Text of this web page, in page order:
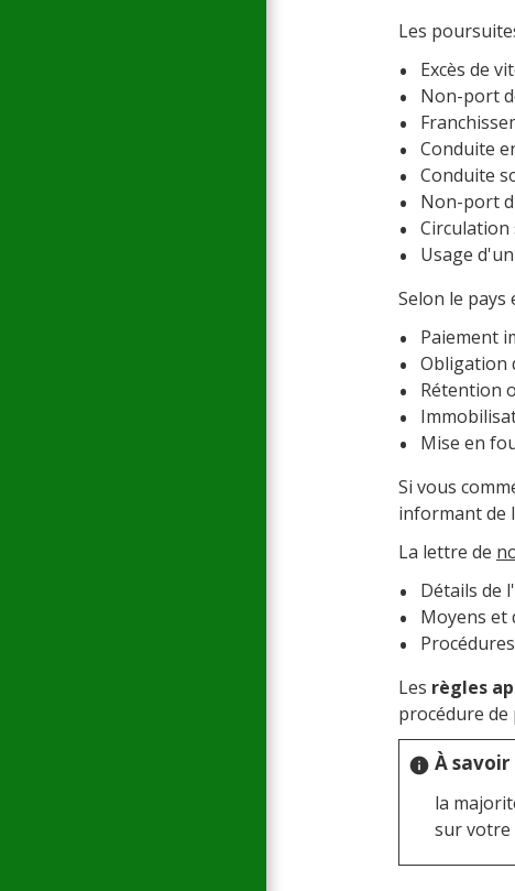
Les
Excès de
Non-port
Conduite
Conduite
Non-port
Usage
Selon le
Paiement
Obligation
Rétention
Mise en
Si vous
informant de
La lettre de
Détails de
Moyens et
Les règles
procédure
info À savoir
la
sur votre